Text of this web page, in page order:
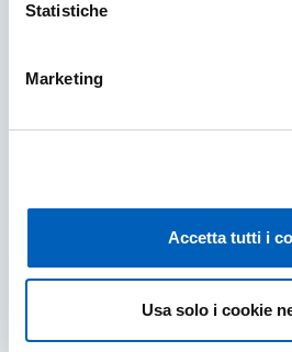
Statistiche
Marketing
Accetta tutti i
Usa solo i cookie
Qualità della Terza